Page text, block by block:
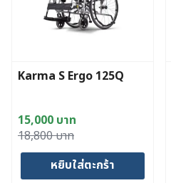
Karma S Ergo 125Q
18,800บาท
Original
price
15,000 บาท
Current
price
หยิบใส่ตะกร้า